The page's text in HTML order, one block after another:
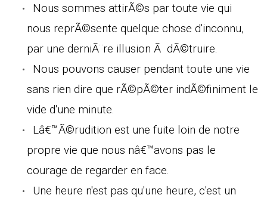
Nous sommes attirÃ©s par toute vie qui
nous reprÃ©sente quelque chose d'inconnu,
par une derniÃ¨re illusion Ã dÃ©truire.
Nous pouvons causer pendant toute une vie
sans rien dire que rÃ©pÃ©ter indÃ©finiment le
vide d'une minute.
Lâ€™Ã©rudition est une fuite loin de notre
propre vie que nous nâ€™avons pas le
courage de regarder en face.
Une heure n'est pas qu'une heure, c'est un